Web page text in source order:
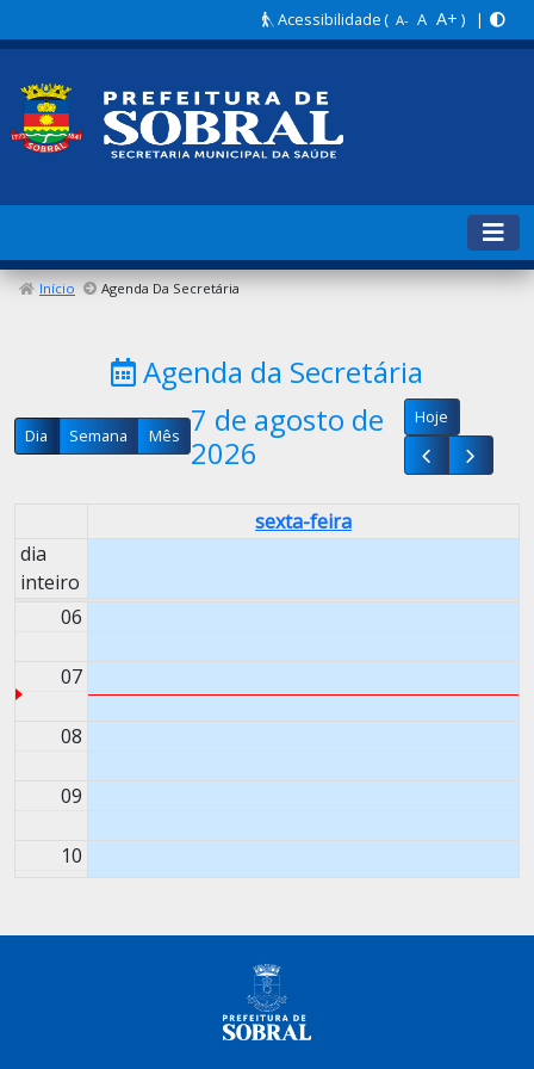
Acessibilidade( A- A A+ ) |
Início Agenda Da Secretária
Agenda da Secretária
Dia Semana Mês 7 de agosto de
2026
Hoje
sexta-feira
dia
inteiro
00
03
06
07
08
09
10